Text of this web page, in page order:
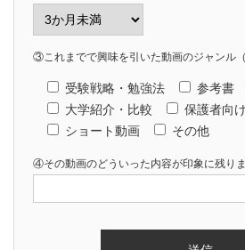
③これまでで興味を引いた動画のジャンル
受験戦略・勉強法 参考書
大学紹介・比較
保護者向け
ショート動画
その他
④その動画のどういった内容が印象に残り